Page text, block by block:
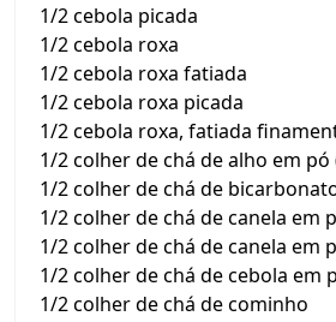
1/2 cebola picada
1/2 cebola roxa
1/2 cebola roxa fatiada
1/2 cebola roxa picada
1/2 cebola roxa, fatiada
1/2 colher de chá de alho em
1/2 colher de chá de
1/2 colher de chá de canela em
1/2 colher de chá de canela em
1/2 colher de chá de cebola em
1/2 colher de chá de cominho